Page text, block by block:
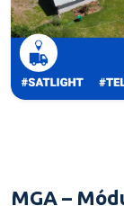
MGA –